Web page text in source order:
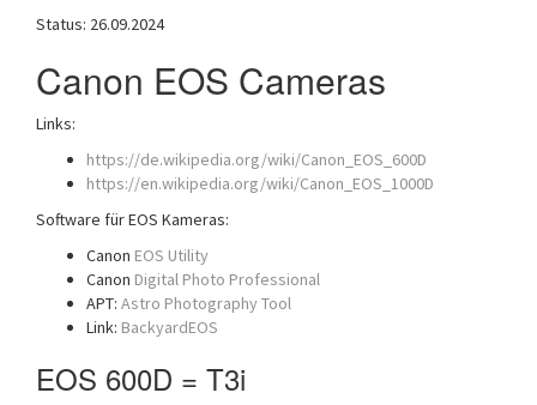
Status: 26.09.2024
Canon EOS Cameras
Links:
https://de.wikipedia.org/wiki/Canon_EOS_600D
https://en.wikipedia.org/wiki/Canon_EOS_1000D
Software für EOS Kameras:
Canon EOS Utility
Canon Digital Photo Professional
APT: Astro Photography Tool
Link: BackyardEOS
EOS 600D = T3i